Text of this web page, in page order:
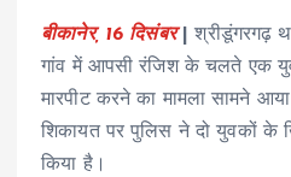
बीकानेर, 16 दिसंबर|
श्रीडूंगरगढ़
गांव में आपसी रंजिश के चलते एक
मारपीट करने का मामला सामने
शिकायत पर पुलिस ने दो युवकों के
किया है।